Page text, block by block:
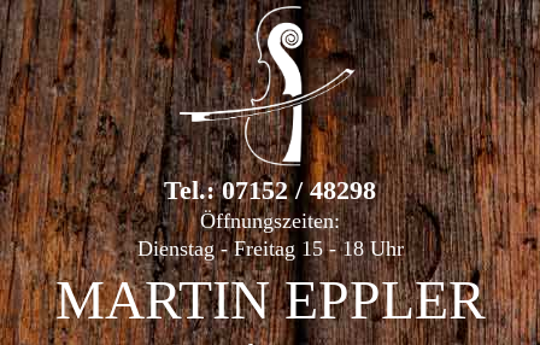
Tel.: 07152 / 48298
Öffnungszeiten:
Dienstag - Freitag 15 - 18 Uhr
MARTIN EPPLER